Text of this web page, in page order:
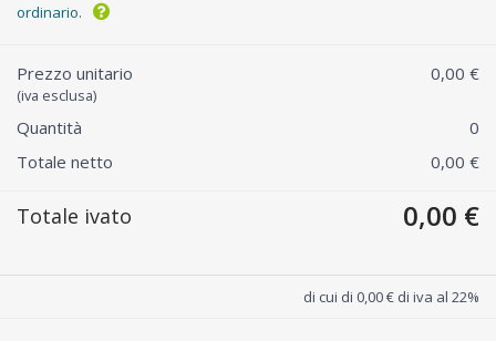
ordinario.
Prezzo unitario
(iva esclusa)
0,00 €
Quantità
0
Totale netto
0,00 €
Totale ivato 0,00 €
di cui di 0,00 € di iva al 22%